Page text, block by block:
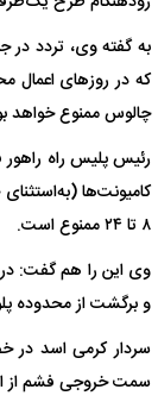
به گفته وی، تردد در
که در روز‌های اعمال
چالوس ممنوع خواهد
رئیس پلیس راه راهور
۸ تا ۲۴ ممنوع است.
و برگشت از محدوده
سمت خروجی فشم از